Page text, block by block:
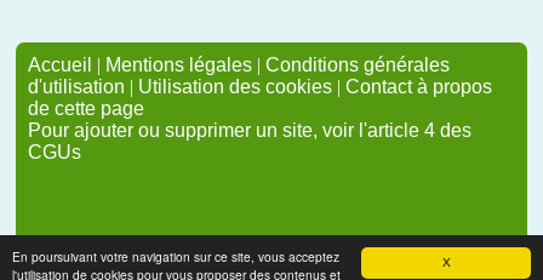
X
En poursuivant votre navigation sur ce site, vous acceptez
l'utilisation de cookies pour vous proposer des contenus et
Accueil | Mentions légales | Conditions générales
d'utilisation | Utilisation des cookies | Contact à propos
de cette page
Pour ajouter ou supprimer un site, voir l'article 4 des
CGUs